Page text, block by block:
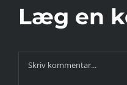
Læg en
Comment